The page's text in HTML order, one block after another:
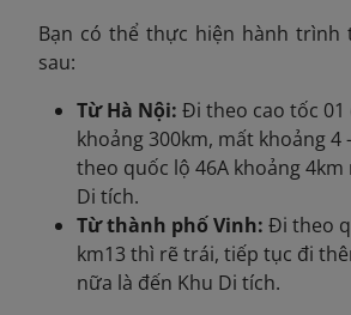
Bạn có thể thực hiện hành trình
sau:
Từ Hà Nội: Đi theo cao tốc 01
khoảng 300km, mất khoảng 4
theo quốc lộ 46A khoảng
Di tích.
Từ thành phố Vinh: Đi theo
km13 thì rẽ trái, tiếp tục đi
nữa là đến Khu Di tích.